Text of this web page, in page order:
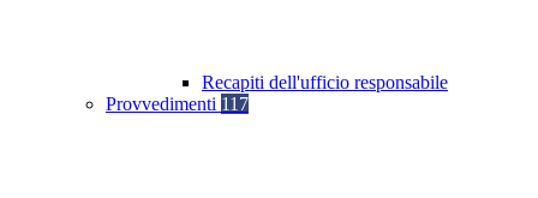
Recapiti dell'ufficio responsabile
Provvedimenti 117